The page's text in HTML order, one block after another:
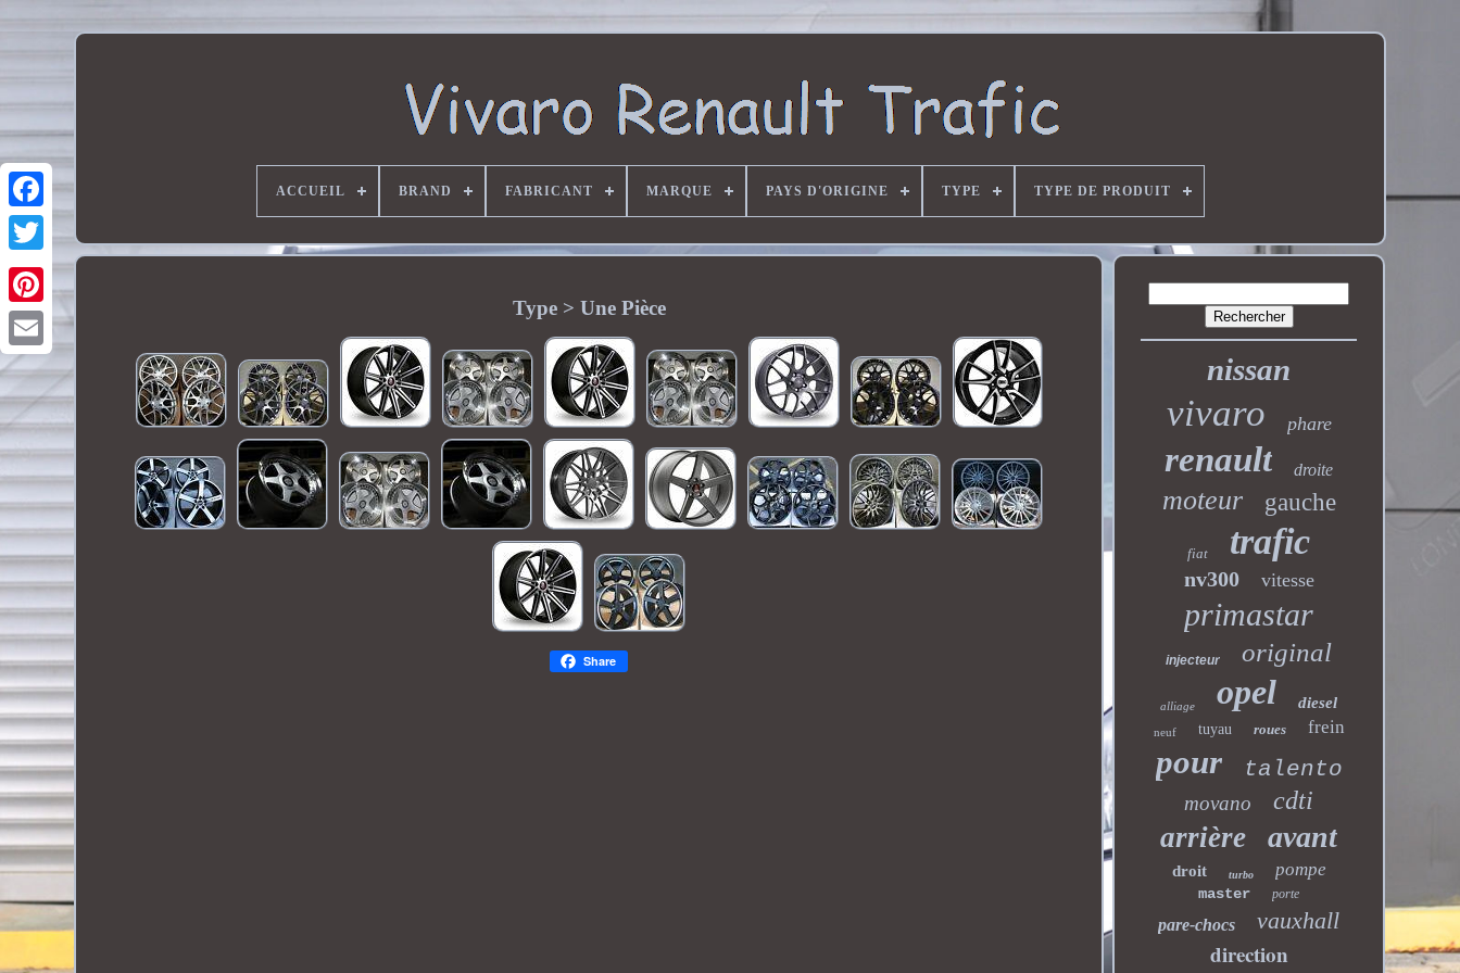
ACCUEIL BRAND FABRICANT MARQUE PAYS D'ORIGINE TYPE TYPE DE PRODUIT
Type > Une Pièce
Share
nissan
vivaro phare
renault droite
moteur gauche
fiat trafic
nv300 vitesse
primastar
injecteur original
alliage opel diesel
neuf tuyau roues frein
pour talento
movano cdti
arrière avant
droit turbo pompe
master porte
pare-chocs vauxhall
direction